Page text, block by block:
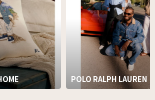
POLO RALPH LAUREN